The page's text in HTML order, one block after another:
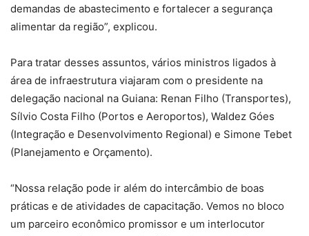
demandas de abastecimento e fortalecer a segurança
alimentar da região”, explicou.
Para tratar desses assuntos, vários ministros ligados à
área de infraestrutura viajaram com o presidente na
delegação nacional na Guiana: Renan Filho (Transportes),
Sílvio Costa Filho (Portos e Aeroportos), Waldez Góes
(Integração e Desenvolvimento Regional) e Simone Tebet
(Planejamento e Orçamento).
“Nossa relação pode ir além do intercâmbio de boas
práticas e de atividades de capacitação. Vemos no bloco
um parceiro econômico promissor e um interlocutor